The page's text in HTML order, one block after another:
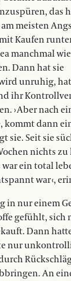
das
meisten
Kaufen
manchmal
Dann hat sie
unruhig,
ihr
› Aber nach
kommt dann
sie. Seit sie
nichts zu
ein total
war ‹,
in nur einem
gefühlt, sich
Dann
nur
An